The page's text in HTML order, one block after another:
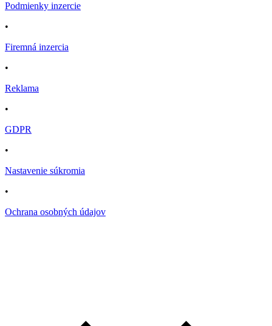
Podmienky inzercie
•
Firemná inzercia
•
Reklama
•
GDPR
•
Nastavenie súkromia
•
Ochrana osobných údajov